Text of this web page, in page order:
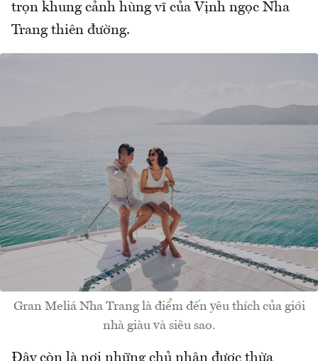
trọn khung cảnh hùng vĩ của Vịnh ngọc Nha
Trang thiên đường.
Gran Meliá Nha Trang là điểm đến yêu thích của giới
nhà giàu và siêu sao.
Đây còn là nơi những chủ nhân được thừa